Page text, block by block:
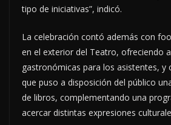
tipo de iniciativas”, indicó.
La celebración contó además con
en el exterior del Teatro, ofreciendo
gastronómicas para los asistentes, y
que puso a disposición del público
de libros, complementando una
acercar distintas expresiones